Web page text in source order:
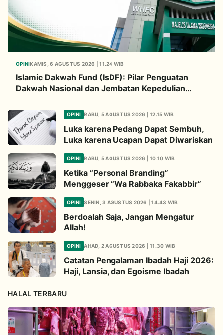
OPINIKAMIS, 6 AGUSTUS 2026 | 11.24 WIB
Islamic Dakwah Fund (IsDF): Pilar Penguatan
Dakwah Nasional dan Jembatan Kepedulian
OPINI RABU, 5 AGUSTUS 2026 | 12.15 WIB
Luka karena Pedang Dapat Sembuh,
Luka karena Ucapan Dapat Diwariskan
OPINI RABU, 5 AGUSTUS 2026 | 10.10 WIB
Ketika “Personal Branding”
Menggeser “Wa Rabbaka Fakabbir”
OPINI SENIN, 3 AGUSTUS 2026 | 14.43 WIB
Berdoalah Saja, Jangan Mengatur
Allah!
OPINI AHAD, 2 AGUSTUS 2026 | 11.30 WIB
Catatan Pengalaman Ibadah Haji 2026:
Haji, Lansia, dan Egoisme Ibadah
HALAL TERBARU